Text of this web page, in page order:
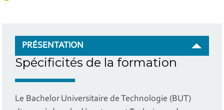
PRÉSENTATION
Spécificités de la formation
Le Bachelor Universitaire de Technologie (BUT)